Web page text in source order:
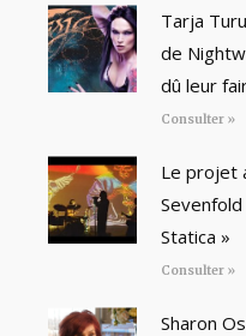
Tarja
de
dû leur
Consulter »
Le projet
Statica »
Consulter »
Sharon